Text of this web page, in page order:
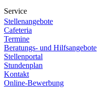
Service
Stellenangebote
Cafeteria
Termine
Beratungs- und Hilfsangebote
Stellenportal
Stundenplan
Kontakt
Online-Bewerbung